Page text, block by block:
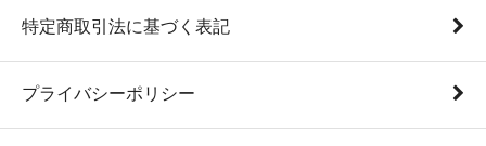
特定商取引法に基づく表記
プライバシーポリシー